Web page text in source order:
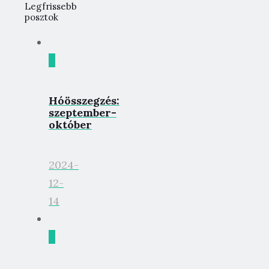
Legfrissebb
posztok
Hóösszegzés:
szeptember-
október
2024-
12-
14